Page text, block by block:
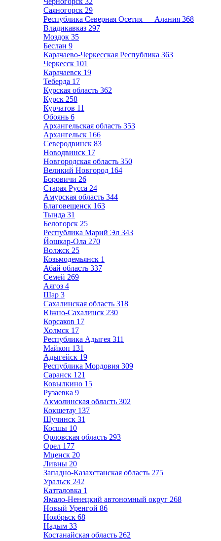
Саяногорск 29
Республика Северная Осетия — Алания 368
Владикавказ 297
Моздок 35
Беслан 9
Карачаево-Черкесская Республика 363
Черкесск 101
Карачаевск 19
Теберда 17
Курская область 362
Курск 258
Курчатов 11
Обоянь 6
Архангельская область 353
Архангельск 166
Северодвинск 83
Новодвинск 17
Новгородская область 350
Великий Новгород 164
Боровичи 26
Старая Русса 24
Амурская область 344
Благовещенск 163
Тында 31
Белогорск 25
Республика Марий Эл 343
Йошкар-Ола 270
Волжск 25
Козьмодемьянск 1
Абай область 337
Семей 269
Аягоз 4
Шар 3
Сахалинская область 318
Южно-Сахалинск 230
Корсаков 17
Холмск 17
Республика Адыгея 311
Майкоп 131
Адыгейск 19
Республика Мордовия 309
Саранск 121
Ковылкино 15
Рузаевка 9
Акмолинская область 302
Кокшетау 137
Щучинск 31
Косшы 10
Орловская область 293
Орел 177
Мценск 20
Ливны 20
Западно-Казахстанская область 275
Уральск 242
Казталовка 1
Ямало-Ненецкий автономный округ 268
Новый Уренгой 86
Ноябрьск 68
Надым 33
Костанайская область 262